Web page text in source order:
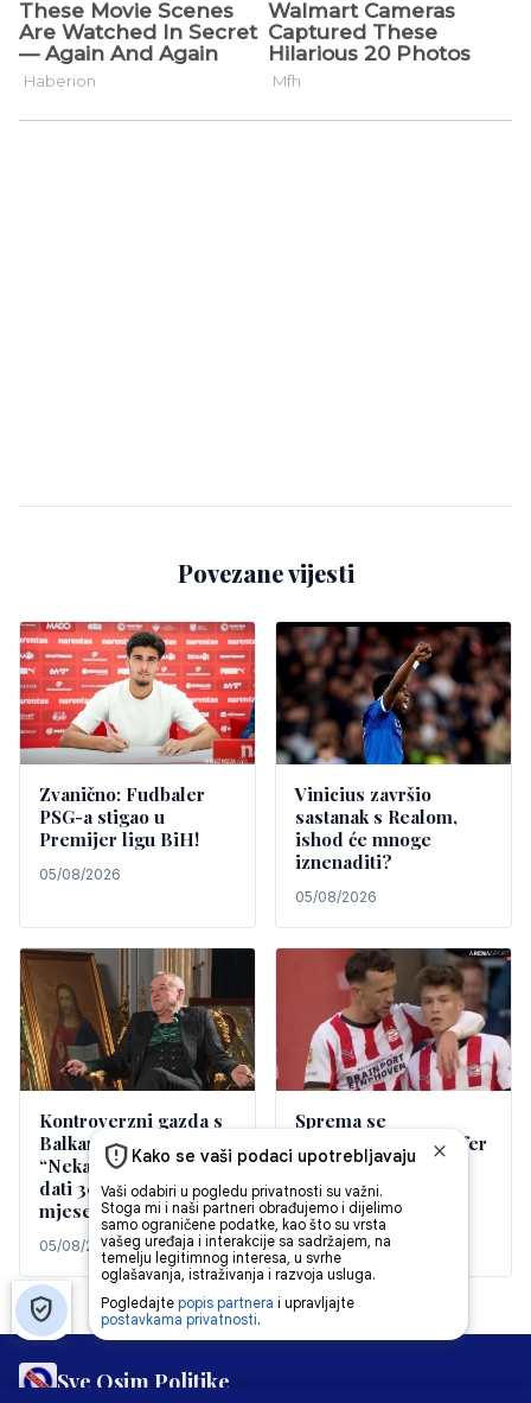
Povezane vijesti
Zvanično: Fudbaler
PSG-a stigao u
Premijer ligu BiH!
05/08/2026
Vinicius završio
sastanak s Realom,
ishod će mnoge
iznenaditi?
05/08/2026
Kontroverzni gazda s
Balkana o Jovi Lukiću:
“Neka dođe, mogu mu
dati 30.000 eura
mjesečno, više ne”
05/08/2026
Sprema se
senzacionalni transfer
Perišića?!
05/08/2026
Sve Osim Politike